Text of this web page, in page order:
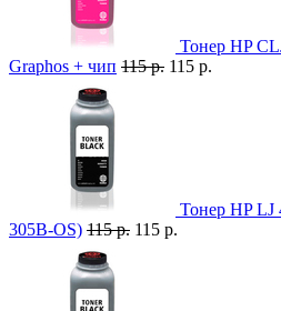
Тонер HP
Graphos + чип 115 р. 115 р.
Тонер HP LJ
305B-OS) 115 р. 115 р.